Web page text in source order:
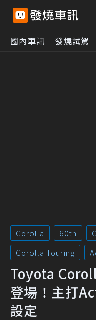
國內車訊 發燒試駕
Corolla 60th
Corolla Touring
Toyota
登場！主打
設定